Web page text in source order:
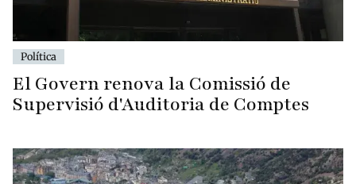
Política
El Govern renova la Comissió de
Supervisió d'Auditoria de Comptes